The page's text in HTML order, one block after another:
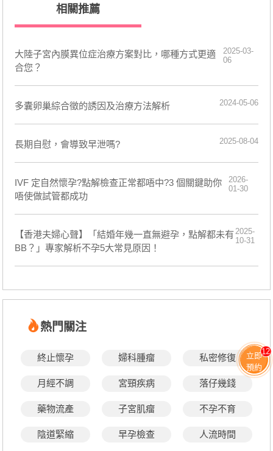
相關推薦
​大陸子宮內膜異位症治療方案對比，哪種方式更適
合您？
2025-03-
06
多囊卵巢綜合徵的誘因及治療方法解析 2024-05-06
長期自慰，會導致早泄嗎? 2025-08-04
IVF 定自然懷孕?點解檢查正常都唔中?3 個關鍵助你
唔使做試管都成功
2026-
01-30
【香港夫婦心聲】「結婚年幾一直無避孕，點解都未有
BB？」專家解析不孕5大常見原因！
2025-
10-31
熱門關注
終止懷孕 婦科腫瘤 私密修復
月經不調 宮頸疾病 落仔幾錢
藥物流產 子宮肌瘤 不孕不育
陰道緊縮 早孕檢查 人流時間
立即
預約
12